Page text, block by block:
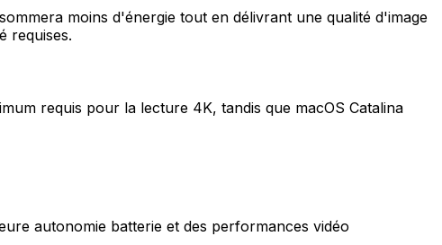
moins d'énergie tout en délivrant une qualité d'image
requises.
requis pour la lecture 4K, tandis que macOS Catalina
autonomie batterie et des performances vidéo